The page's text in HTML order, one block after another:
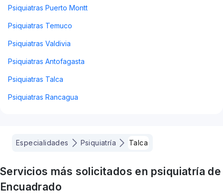
Psiquiatras Puerto Montt
Psiquiatras Temuco
Psiquiatras Valdivia
Psiquiatras Antofagasta
Psiquiatras Talca
Psiquiatras Rancagua
Especialidades Psiquiatría Talca
Servicios más solicitados en psiquiatría de
Encuadrado